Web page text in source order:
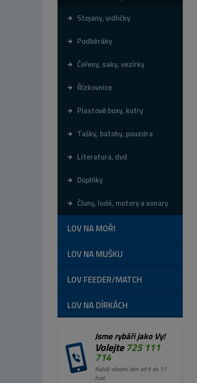
Stojany, vidličky
Podběráky
Čeřeny, saky, vezírky
Řízkovnice
Plastové boxy, kufry
Tašky, batohy, pouzdra
Literatura, dvd
Doplňky
Čluny, lodě, motory a sonary
LOV NA MOŘI
LOV NA MUŠKU
LOV FEEDER/MATCH
LOV NA DÍRKÁCH
Jsme rybáři jako Vy!
Volejte725 111
714
Každý všední den od 9 do 17
hod.